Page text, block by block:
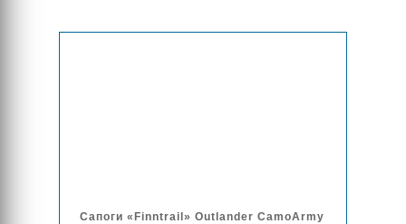
Сапоги «Finntrail» Outlander CamoArmy